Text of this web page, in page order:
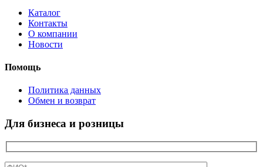
Каталог
Контакты
О компании
Новости
Помощь
Политика данных
Обмен и возврат
Для бизнеса и розницы